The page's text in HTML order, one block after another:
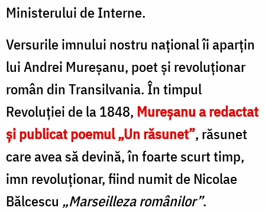
Ministerului de Interne.
Versurile imnului nostru național îi aparţin
lui Andrei Mureşanu, poet şi revoluționar
român din Transilvania. În timpul
Revoluţiei de la 1848, Mureşanu a redactat
şi publicat poemul „Un răsunet”, răsunet
care avea să devină, în foarte scurt timp,
imn revoluţionar, fiind numit de Nicolae
Bălcescu „Marseilleza românilor”.